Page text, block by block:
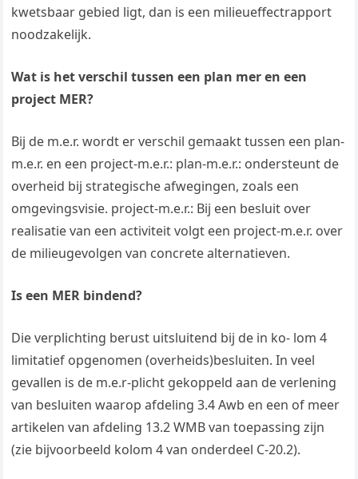
kwetsbaar gebied ligt, dan is een milieueffectrapport
noodzakelijk.
Wat is het verschil tussen een plan mer en een
project MER?
Bij de m.e.r. wordt er verschil gemaakt tussen een plan-
m.e.r. en een project-m.e.r.: plan-m.e.r.: ondersteunt de
overheid bij strategische afwegingen, zoals een
omgevingsvisie. project-m.e.r.: Bij een besluit over
realisatie van een activiteit volgt een project-m.e.r. over
de milieugevolgen van concrete alternatieven.
Is een MER bindend?
Die verplichting berust uitsluitend bij de in ko- lom 4
limitatief opgenomen (overheids)besluiten. In veel
gevallen is de m.e.r-plicht gekoppeld aan de verlening
van besluiten waarop afdeling 3.4 Awb en een of meer
artikelen van afdeling 13.2 WMB van toepassing zijn
(zie bijvoorbeeld kolom 4 van onderdeel C-20.2).